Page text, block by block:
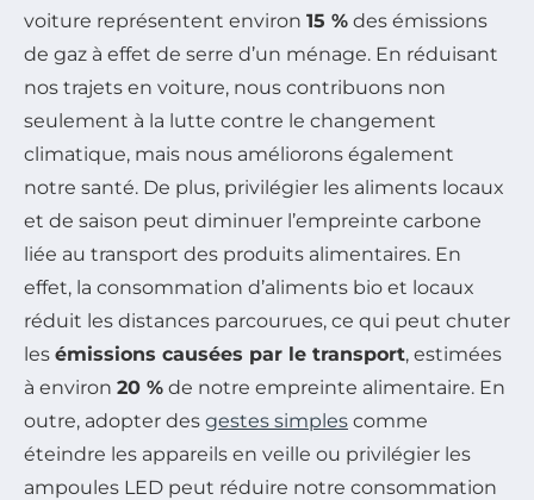
voiture représentent environ 15 % des émissions
de gaz à effet de serre d’un ménage. En réduisant
nos trajets en voiture, nous contribuons non
seulement à la lutte contre le changement
climatique, mais nous améliorons également
notre santé. De plus, privilégier les aliments locaux
et de saison peut diminuer l’empreinte carbone
liée au transport des produits alimentaires. En
effet, la consommation d’aliments bio et locaux
réduit les distances parcourues, ce qui peut chuter
les émissions causées par le transport, estimées
à environ 20 % de notre empreinte alimentaire. En
outre, adopter des gestes simples comme
éteindre les appareils en veille ou privilégier les
ampoules LED peut réduire notre consommation